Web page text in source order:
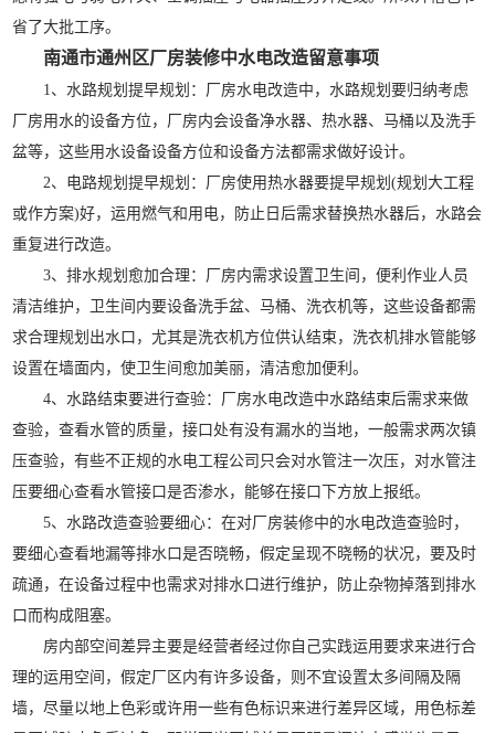
省了大批工序。
南通市通州区厂房装修中水电改造留意事项
1、水路规划提早规划：厂房水电改造中，水路规划要归纳考虑
厂房用水的设备方位，厂房内会设备净水器、热水器、马桶以及洗手
盆等，这些用水设备设备方位和设备方法都需求做好设计。
2、电路规划提早规划：厂房使用热水器要提早规划(规划大工程
或作方案)好，运用燃气和用电，防止日后需求替换热水器后，水路会
重复进行改造。
3、排水规划愈加合理：厂房内需求设置卫生间，便利作业人员
清洁维护，卫生间内要设备洗手盆、马桶、洗衣机等，这些设备都需
求合理规划出水口，尤其是洗衣机方位供认结束，洗衣机排水管能够
设置在墙面内，使卫生间愈加美丽，清洁愈加便利。
4、水路结束要进行查验：厂房水电改造中水路结束后需求来做
查验，查看水管的质量，接口处有没有漏水的当地，一般需求两次镇
压查验，有些不正规的水电工程公司只会对水管注一次压，对水管注
压要细心查看水管接口是否渗水，能够在接口下方放上报纸。
5、水路改造查验要细心：在对厂房装修中的水电改造查验时，
要细心查看地漏等排水口是否晓畅，假定呈现不晓畅的状况，要及时
疏通，在设备过程中也需求对排水口进行维护，防止杂物掉落到排水
口而构成阻塞。
房内部空间差异主要是经营者经过你自己实践运用要求来进行合
理的运用空间，假定厂区内有许多设备，则不宜设置太多间隔及隔
墙，尽量以地上色彩或许用一些有色标识来进行差异区域，用色标差